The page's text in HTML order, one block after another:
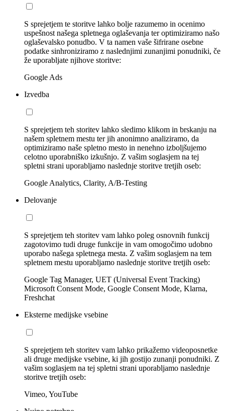
S sprejetjem te storitve lahko bolje razumemo in ocenimo
uspešnost našega spletnega oglaševanja ter optimiziramo našo
oglaševalsko ponudbo. V ta namen vaše šifrirane osebne
podatke sinhroniziramo z naslednjimi zunanjimi ponudniki, če
že uporabljate njihove storitve:
Google Ads
Izvedba
S sprejetjem teh storitev lahko sledimo klikom in brskanju na
našem spletnem mestu ter jih anonimno analiziramo, da
optimiziramo naše spletno mesto in nenehno izboljšujemo
celotno uporabniško izkušnjo. Z vašim soglasjem na tej
spletni strani uporabljamo naslednje storitve tretjih oseb:
Google Analytics, Clarity, A/B-Testing
Delovanje
S sprejetjem teh storitev vam lahko poleg osnovnih funkcij
zagotovimo tudi druge funkcije in vam omogočimo udobno
uporabo našega spletnega mesta. Z vašim soglasjem na tem
spletnem mestu uporabljamo naslednje storitve tretjih oseb:
Google Tag Manager, UET (Universal Event Tracking)
Microsoft Consent Mode, Google Consent Mode, Klarna,
Freshchat
Eksterne medijske vsebine
S sprejetjem teh storitev vam lahko prikažemo videoposnetke
ali druge medijske vsebine, ki jih gostijo zunanji ponudniki. Z
vašim soglasjem na tej spletni strani uporabljamo naslednje
storitve tretjih oseb:
Vimeo, YouTube